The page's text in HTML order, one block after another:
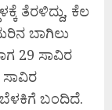
ತೆರಳಿದ್ದು, ಕೆಲ
ಬಾಗಿಲು
29 ಸಾವಿರ
ಬೆಳಕಿಗೆ ಬಂದಿದೆ.